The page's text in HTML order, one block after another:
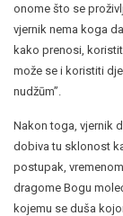
onome što se
vjernik nema koga
kako prenosi,
može se i koristiti
nudžūm”.
Nakon toga, vjernik
dobiva tu sklonost
postupak,
dragome Bogu
kojemu se duša